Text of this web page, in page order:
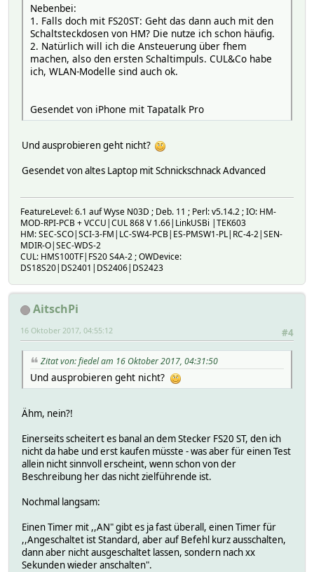
Nebenbei:
1. Falls doch mit FS20ST: Geht das dann auch mit den
Schaltsteckdosen von HM? Die nutze ich schon häufig.
2. Natürlich will ich die Ansteuerung über fhem
machen, also den ersten Schaltimpuls. CUL&Co habe
ich, WLAN-Modelle sind auch ok.
Gesendet von iPhone mit Tapatalk Pro
Und ausprobieren geht nicht?
Gesendet von altes Laptop mit Schnickschnack Advanced
FeatureLevel: 6.1 auf Wyse N03D ; Deb. 11 ; Perl: v5.14.2 ; IO: HM-
MOD-RPI-PCB + VCCU|CUL 868 V 1.66|LinkUSBi |TEK603
HM: SEC-SCO|SCI-3-FM|LC-SW4-PCB|ES-PMSW1-PL|RC-4-2|SEN-
MDIR-O|SEC-WDS-2
CUL: HMS100TF|FS20 S4A-2 ; OWDevice:
DS18S20|DS2401|DS2406|DS2423
AitschPi
#4
16 Oktober 2017, 04:55:12
Zitat von: fiedel am 16 Oktober 2017, 04:31:50
Und ausprobieren geht nicht?
Ähm, nein?!
Einerseits scheitert es banal an dem Stecker FS20 ST, den ich
nicht da habe und erst kaufen müsste - was aber für einen Test
allein nicht sinnvoll erscheint, wenn schon von der
Beschreibung her das nicht zielführende ist.
Nochmal langsam:
Einen Timer mit ,,AN" gibt es ja fast überall, einen Timer für
,,Angeschaltet ist Standard, aber auf Befehl kurz ausschalten,
dann aber nicht ausgeschaltet lassen, sondern nach xx
Sekunden wieder anschalten".